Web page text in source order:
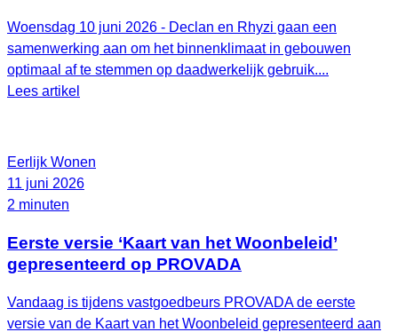
Woensdag 10 juni 2026 - Declan en Rhyzi gaan een
samenwerking aan om het binnenklimaat in gebouwen
optimaal af te stemmen op daadwerkelijk gebruik....
Lees artikel
Eerlijk Wonen
11 juni 2026
2 minuten
Eerste versie ‘Kaart van het Woonbeleid’
gepresenteerd op PROVADA
Vandaag is tijdens vastgoedbeurs PROVADA de eerste
versie van de Kaart van het Woonbeleid gepresenteerd aan